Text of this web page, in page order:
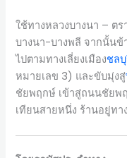
ใช้ทางหลวงบางนา – ต
บางนา-บางพลี จากนั้นข้
ไปตามทางเลี่ยงเมืองชล
หมายเลข 3) และขับมุ่งสู่
ชัยพฤกษ์ เข้าสู่ถนนชัยพ
เทียนสายหนึ่ง ร้านอยู่ท